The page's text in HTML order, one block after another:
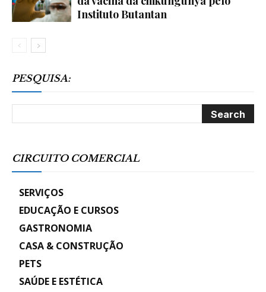
Instituto Butantan
PESQUISA:
CIRCUITO COMERCIAL
SERVIÇOS
EDUCAÇÃO E CURSOS
GASTRONOMIA
CASA & CONSTRUÇÃO
PETS
SAÚDE E ESTÉTICA